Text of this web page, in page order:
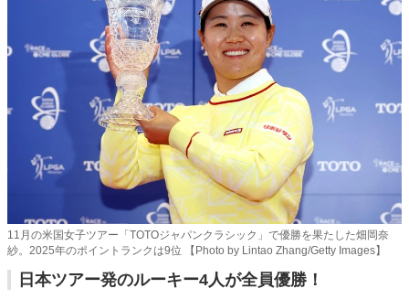
11月の米国女子ツアー「TOTOジャパンクラシック」で優勝を果たした畑岡奈
紗。2025年のポイントランクは9位 【Photo by Lintao Zhang/Getty Images】
日本ツアー発のルーキー4人が全員優勝！